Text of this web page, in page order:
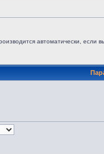
автоматически, если